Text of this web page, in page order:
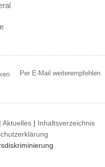
Per E-Mail weiterempfehlen
| Aktuelles | Inhaltsverzeichnis